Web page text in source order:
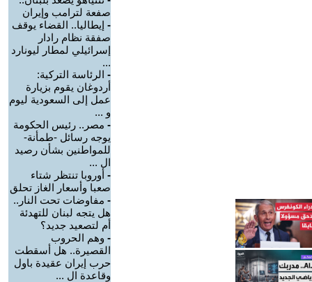
صفعة لترامب وإيران
- إيطاليا.. القضاء يوقف
صفقة نظام رادار
إسرائيلي لمطار ليونارد
...
- الرئاسة التركية:
أردوغان يقوم بزيارة
عمل إلى السعودية ليوم
و ...
- مصر.. رئيس الحكومة
يوجه رسائل -طمأنة-
للمواطنين بشأن رصيد
ال ...
- أوروبا تنتظر شتاء
صعبا وأسعار الغاز تحلق
- مفاوضات تحت النار..
هل يتجه لبنان للتهدئة
أم لتصعيد جديد؟
- وهم الحروب
القصيرة.. هل أسقطت
حرب إيران عقيدة باول
وقاعدة ال ...